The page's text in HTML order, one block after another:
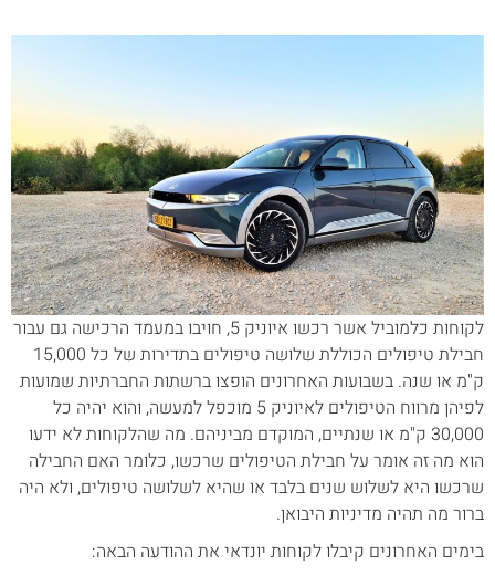
לקוחות כלמוביל אשר רכשו איוניק 5, חויבו במעמד הרכישה גם עבור
חבילת טיפולים הכוללת שלושה טיפולים בתדירות של כל 15,000
ק"מ או שנה. בשבועות האחרונים הופצו ברשתות החברתיות שמועות
לפיהן מרווח הטיפולים לאיוניק 5 מוכפל למעשה, והוא יהיה כל
30,000 ק"מ או שנתיים, המוקדם מביניהם. מה שהלקוחות לא ידעו
הוא מה זה אומר על חבילת הטיפולים שרכשו, כלומר האם החבילה
שרכשו היא לשלוש שנים בלבד או שהיא לשלושה טיפולים, ולא היה
ברור מה תהיה מדיניות היבואן.
בימים האחרונים קיבלו לקוחות יונדאי את ההודעה הבאה: